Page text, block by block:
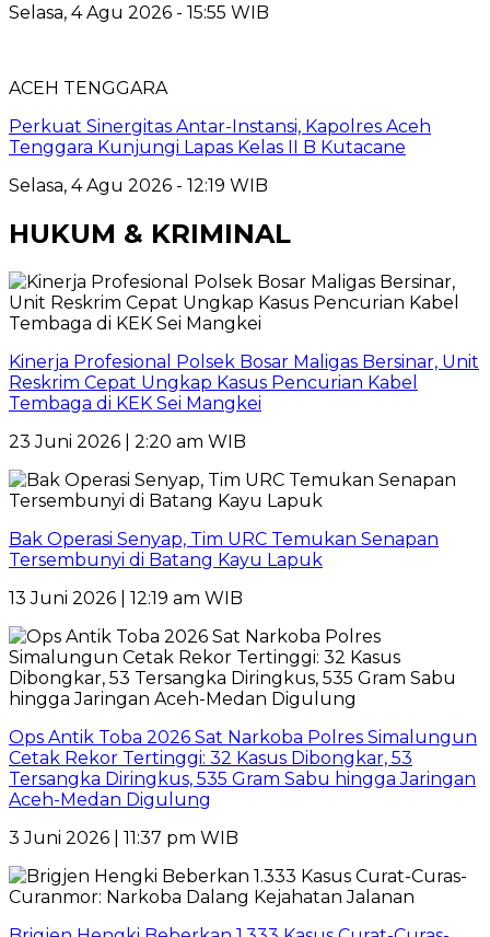
Selasa, 4 Agu 2026 - 15:55 WIB
ACEH TENGGARA
Perkuat Sinergitas Antar-Instansi, Kapolres Aceh
Tenggara Kunjungi Lapas Kelas II B Kutacane
Selasa, 4 Agu 2026 - 12:19 WIB
HUKUM & KRIMINAL
Kinerja Profesional Polsek Bosar Maligas Bersinar, Unit
Reskrim Cepat Ungkap Kasus Pencurian Kabel
Tembaga di KEK Sei Mangkei
23 Juni 2026 | 2:20 am WIB
Bak Operasi Senyap, Tim URC Temukan Senapan
Tersembunyi di Batang Kayu Lapuk
13 Juni 2026 | 12:19 am WIB
Ops Antik Toba 2026 Sat Narkoba Polres Simalungun
Cetak Rekor Tertinggi: 32 Kasus Dibongkar, 53
Tersangka Diringkus, 535 Gram Sabu hingga Jaringan
Aceh-Medan Digulung
3 Juni 2026 | 11:37 pm WIB